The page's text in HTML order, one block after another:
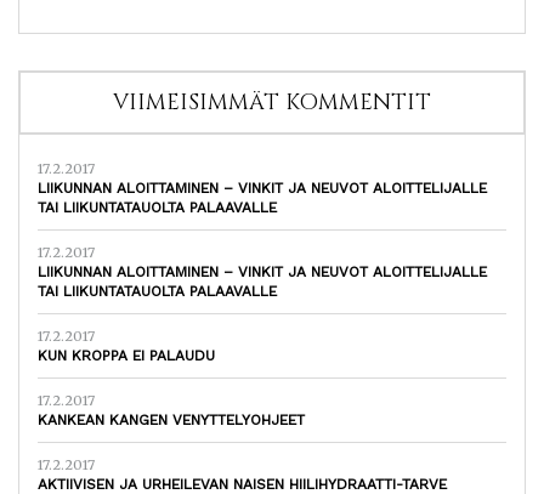
VIIMEISIMMÄT KOMMENTIT
17.2.2017
LIIKUNNAN ALOITTAMINEN – VINKIT JA NEUVOT ALOITTELIJALLE
TAI LIIKUNTATAUOLTA PALAAVALLE
17.2.2017
LIIKUNNAN ALOITTAMINEN – VINKIT JA NEUVOT ALOITTELIJALLE
TAI LIIKUNTATAUOLTA PALAAVALLE
17.2.2017
KUN KROPPA EI PALAUDU
17.2.2017
KANKEAN KANGEN VENYTTELYOHJEET
17.2.2017
AKTIIVISEN JA URHEILEVAN NAISEN HIILIHYDRAATTI-TARVE